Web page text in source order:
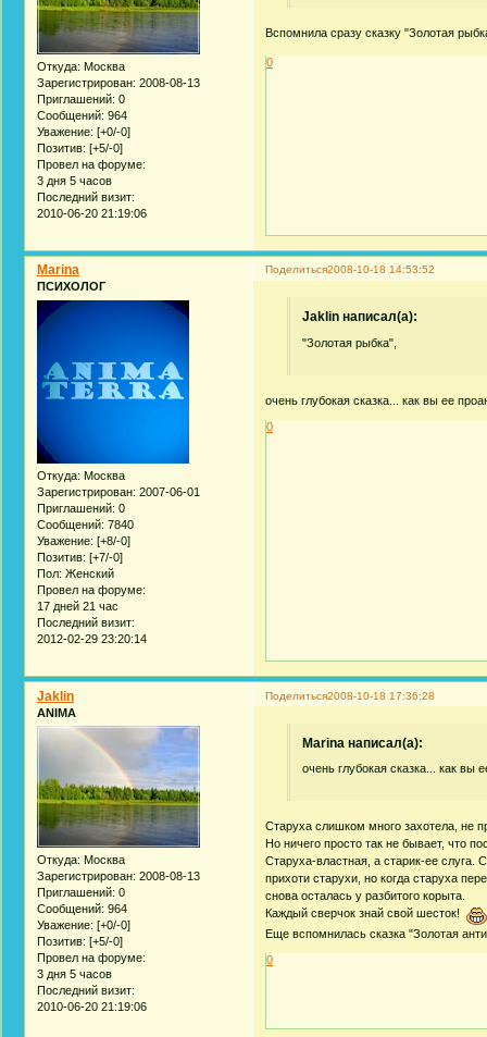
Откуда: Москва
Зарегистрирован: 2008-08-13
Приглашений: 0
Сообщений: 964
Уважение: [+0/-0]
Позитив: [+5/-0]
Провел на форуме:
3 дня 5 часов
Последний визит:
2010-06-20 21:19:06
Вспомнила сразу сказку "Золотая
0
Поделиться2008-10-18 14:53:52
Marina
ПСИХОЛОГ
Откуда: Москва
Зарегистрирован: 2007-06-01
Приглашений: 0
Сообщений: 7840
Уважение: [+8/-0]
Позитив: [+7/-0]
Пол: Женский
Провел на форуме:
17 дней 21 час
Последний визит:
2012-02-29 23:20:14
Jaklin написал(а):
"Золотая рыбка",
очень глубокая сказка... как вы ее
0
Поделиться2008-10-18 17:36:28
Jaklin
ANIMA
Откуда: Москва
Зарегистрирован: 2008-08-13
Приглашений: 0
Сообщений: 964
Уважение: [+0/-0]
Позитив: [+5/-0]
Провел на форуме:
3 дня 5 часов
Последний визит:
2010-06-20 21:19:06
Marina написал(а):
очень глубокая сказка... как вы
Старуха слишком много захотела, не
Но ничего просто так не бывает, что
Старуха-властная, а старик-ее слуга.
прихоти старухи, но когда старуха
снова осталась у разбитого корыта.
Каждый сверчок знай свой шесток!
Еще вспомнилась сказка "Золотая
0